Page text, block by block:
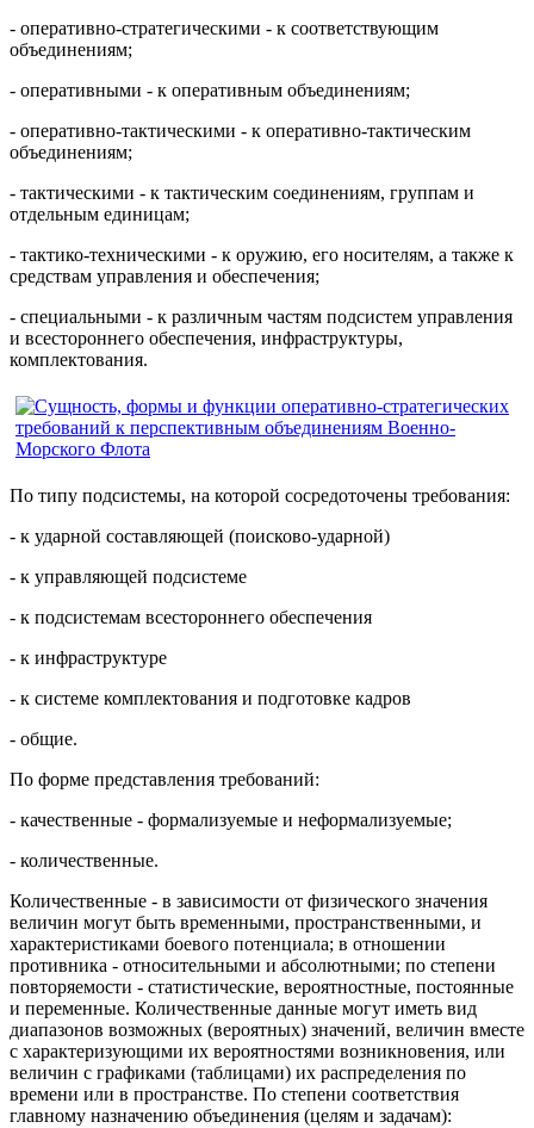
- оперативно-стратегическими - к соответствующим
объединениям;
- оперативными - к оперативным объединениям;
- оперативно-тактическими - к оперативно-тактическим
объединениям;
- тактическими - к тактическим соединениям, группам и
отдельным единицам;
- тактико-техническими - к оружию, его носителям, а также к
средствам управления и обеспечения;
- специальными - к различным частям подсистем управления
и всестороннего обеспечения, инфраструктуры,
комплектования.
По типу подсистемы, на которой сосредоточены требования:
- к ударной составляющей (поисково-ударной)
- к управляющей подсистеме
- к подсистемам всестороннего обеспечения
- к инфраструктуре
- к системе комплектования и подготовке кадров
- общие.
По форме представления требований:
- качественные - формализуемые и неформализуемые;
- количественные.
Количественные - в зависимости от физического значения
величин могут быть временными, пространственными, и
характеристиками боевого потенциала; в отношении
противника - относительными и абсолютными; по степени
повторяемости - статистические, вероятностные, постоянные
и переменные. Количественные данные могут иметь вид
диапазонов возможных (вероятных) значений, величин вместе
с характеризующими их вероятностями возникновения, или
величин с графиками (таблицами) их распределения по
времени или в пространстве. По степени соответствия
главному назначению объединения (целям и задачам):